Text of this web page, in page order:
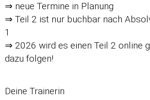
⇒ neue Termine in Planung
⇒ Teil 2 ist nur buchbar nach
1
⇒ 2026 wird es einen Teil 2 online
dazu folgen!
Deine Trainerin